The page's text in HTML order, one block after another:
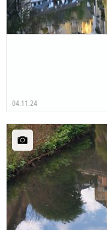
04.11.24